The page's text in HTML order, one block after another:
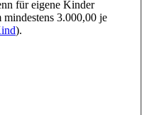
für eigene Kinder
3.000,00 je
).